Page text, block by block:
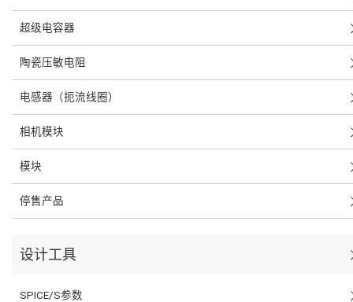
超级电容器
陶瓷压敏电阻
电感器（扼流线圈）
相机模块
模块
停售产品
设计工具
SPICE/S参数